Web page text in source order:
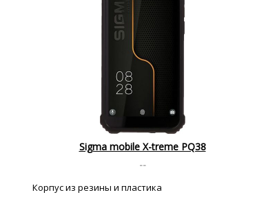
Sigma mobile X-treme PQ38
--
Корпус из резины и пластика